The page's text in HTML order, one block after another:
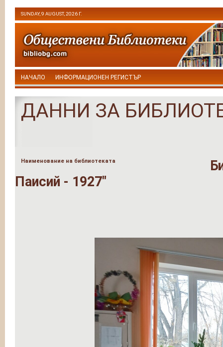
SUNDAY, 9 AUGUST, 2026 Г.
НАЧАЛО ИНФОРМАЦИОНЕН РЕГИСТЪР
ДАННИ ЗА
Наименование на библиотеката
Паисий - 1927"